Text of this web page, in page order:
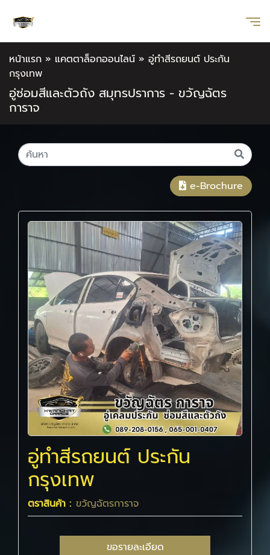
หน้าแรก » แคตตาล็อกออนไลน์ » อู่ทําสีรถยนต์ ประกัน
กรุงเทพ
อู่ซ่อมสีและตัวถัง สมุทรปราการ - ขวัญฉัตร
การาจ
e-Brochure
อู่ทําสีรถยนต์ ประกัน
กรุงเทพ
ตราสินค้า : ขวัญฉัตรการาจ
ขอรายละเอียด